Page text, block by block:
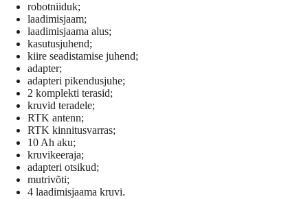
robotniiduk;
laadimisjaam;
laadimisjaama alus;
kasutusjuhend;
kiire seadistamise juhend;
adapter;
adapteri pikendusjuhe;
2 komplekti terasid;
kruvid teradele;
RTK antenn;
RTK kinnitusvarras;
10 Ah aku;
kruvikeeraja;
adapteri otsikud;
mutrivõti;
4 laadimisjaama kruvi.